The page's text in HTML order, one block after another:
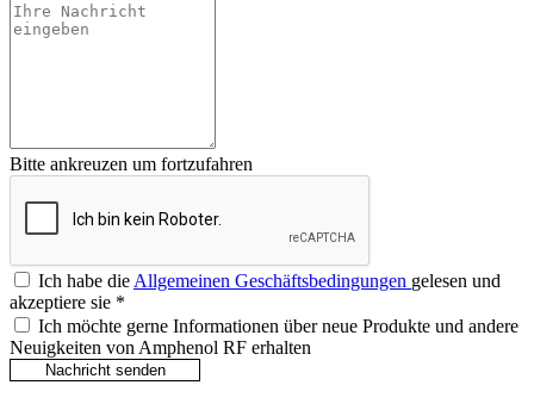
Bitte ankreuzen um fortzufahren
Ich habe dieAllgemeinen Geschäftsbedingungen gelesen und
akzeptiere sie *
Ich möchte gerne Informationen über neue Produkte und andere
Neuigkeiten von Amphenol RF erhalten